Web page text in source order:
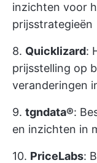
inzichten voor
prijsstrategieën
8. Quicklizard:
prijsstelling op
veranderingen
9. tgndata®:
en inzichten in
10. PriceLabs: